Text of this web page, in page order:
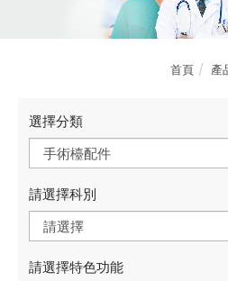
首頁 產
選擇分類
手術檯配件
請選擇科別
請選擇
請選擇特色功能